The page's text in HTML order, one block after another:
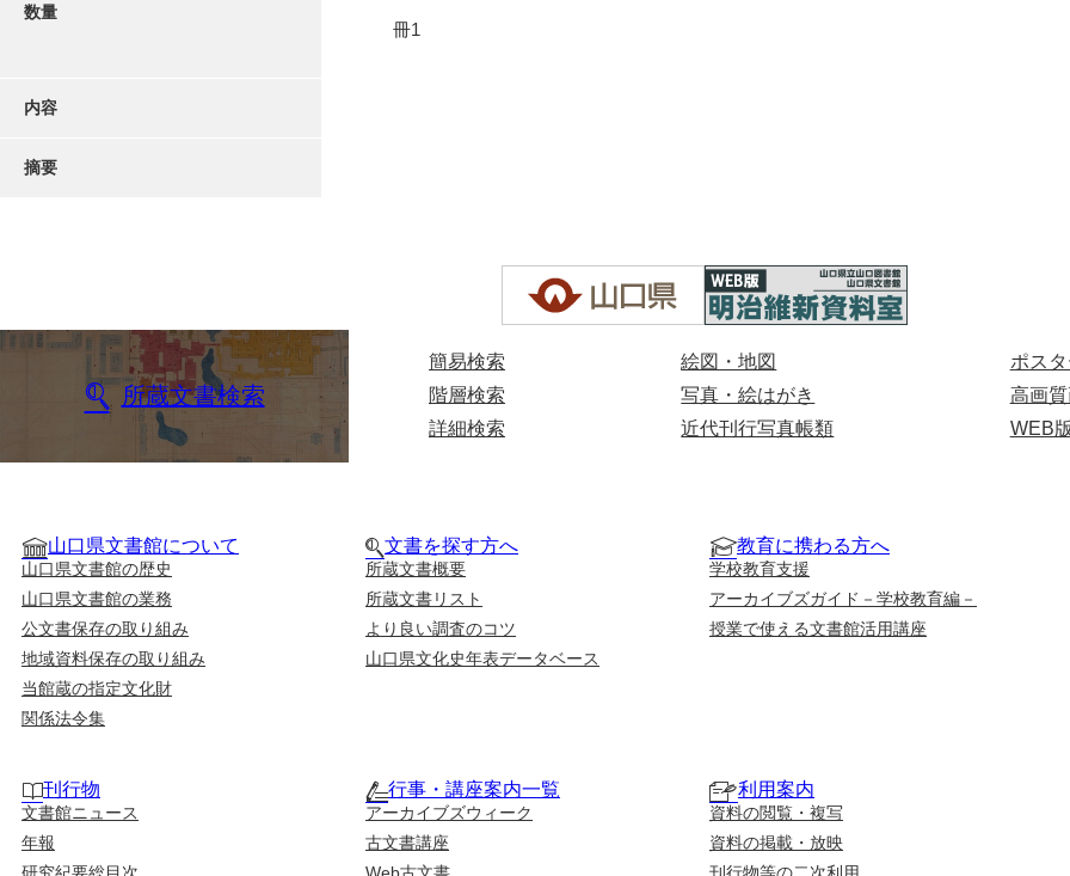
数量
冊1
内容
摘要
所蔵文書検索
簡易検索
階層検索
詳細検索
絵図・地図
写真・絵はがき
近代刊行写真帳類
ポス
高画
WEB
山口県文書館について
山口県文書館の歴史
山口県文書館の業務
公文書保存の取り組み
地域資料保存の取り組み
当館蔵の指定文化財
関係法令集
文書を探す方へ
所蔵文書概要
所蔵文書リスト
より良い調査のコツ
山口県文化史年表データベース
教育に携わる方へ
学校教育支援
アーカイブズガイド－学校教育編－
授業で使える文書館活用講座
刊行物
文書館ニュース
年報
行事・講座案内一覧
アーカイブズウィーク
古文書講座
利用案内
資料の閲覧・複写
資料の掲載・放映